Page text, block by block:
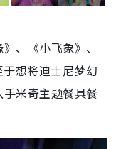
、《小飞象》、
于想将迪士尼梦幻
米奇主题餐具餐